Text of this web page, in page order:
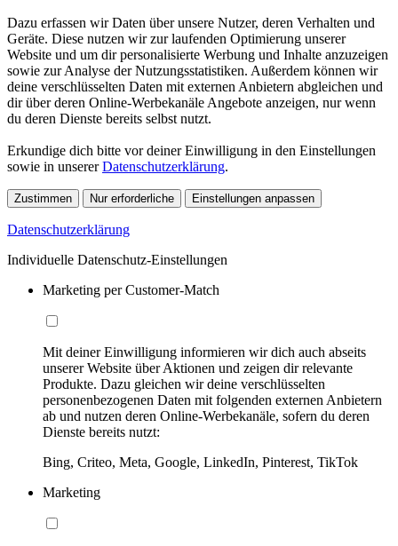
Dazu erfassen wir Daten über unsere Nutzer, deren Verhalten und
Geräte. Diese nutzen wir zur laufenden Optimierung unserer
Website und um dir personalisierte Werbung und Inhalte anzuzeigen
sowie zur Analyse der Nutzungsstatistiken. Außerdem können wir
deine verschlüsselten Daten mit externen Anbietern abgleichen und
dir über deren Online-Werbekanäle Angebote anzeigen, nur wenn
du deren Dienste bereits selbst nutzt.
Erkundige dich bitte vor deiner Einwilligung in den Einstellungen
sowie in unsererDatenschutzerklärung.
Zustimmen Nur erforderliche Einstellungen anpassen
Datenschutzerklärung
Individuelle Datenschutz-Einstellungen
Marketing per Customer-Match
Mit deiner Einwilligung informieren wir dich auch abseits
unserer Website über Aktionen und zeigen dir relevante
Produkte. Dazu gleichen wir deine verschlüsselten
personenbezogenen Daten mit folgenden externen Anbietern
ab und nutzen deren Online-Werbekanäle, sofern du deren
Dienste bereits nutzt:
Bing, Criteo, Meta, Google, LinkedIn, Pinterest, TikTok
Marketing